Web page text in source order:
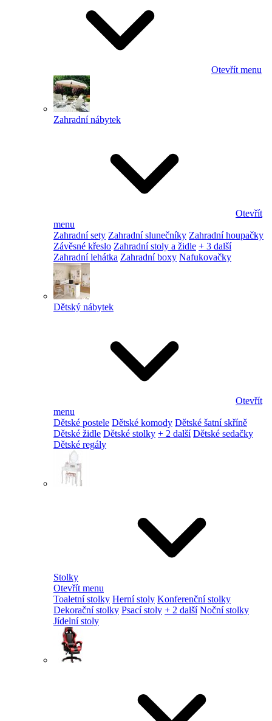
Otevřít menu
Zahradní nábytek
Otevřít
menu
Zahradní sety Zahradní slunečníky Zahradní houpačky
Závěsné křeslo Zahradní stoly a židle + 3 další
Zahradní lehátka Zahradní boxy Nafukovačky
Dětský nábytek
Otevřít
menu
Dětské postele Dětské komody Dětské šatní skříně
Dětské židle Dětské stolky + 2 další Dětské sedačky
Dětské regály
Stolky
Otevřít menu
Toaletní stolky Herní stoly Konferenční stolky
Dekorační stolky Psací stoly + 2 další Noční stolky
Jídelní stoly